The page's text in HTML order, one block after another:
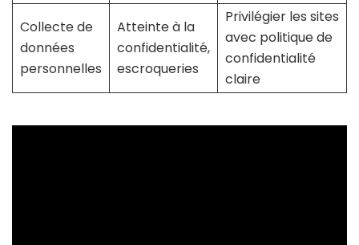
Collecte de
données
personnelles
Atteinte à la
confidentialité,
escroqueries
Privilégier les sites
avec politique de
confidentialité
claire